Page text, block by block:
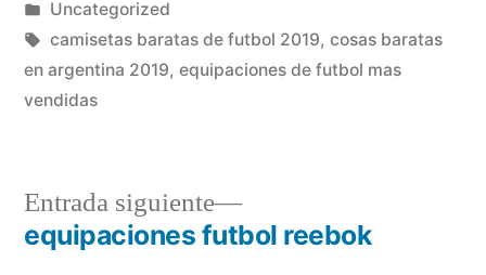
por
Publicado
en
Uncategorized
Etiquetas:
camisetas baratas de futbol 2019, cosas baratas
en argentina 2019, equipaciones de futbol mas
vendidas
Navegación
Entrada siguiente
Entrada
siguiente:
equipaciones futbol reebok